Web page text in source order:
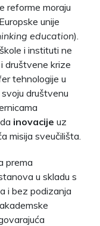
reforme moraju
unije
education).
i instituti ne
društvene krize
tehnologije u
društvenu
inovacije uz
misija sveučilišta.
prema
u skladu s
i bez podizanja